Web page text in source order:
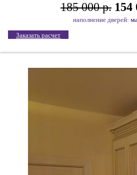
185 000 р. 154
наполнение дверей:
Заказать расчет